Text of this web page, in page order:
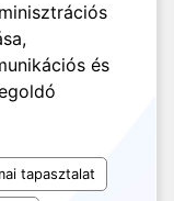
és
tapasztalat